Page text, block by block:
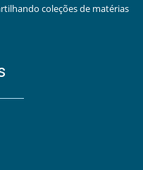
coleções de matérias